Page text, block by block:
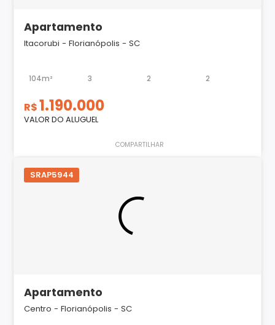
Apartamento
Itacorubi - Florianópolis - SC
104m² 3 2 2
R$1.190.000
VALOR DO ALUGUEL
COMPARTILHAR
SRAP5944
Apartamento
Centro - Florianópolis - SC